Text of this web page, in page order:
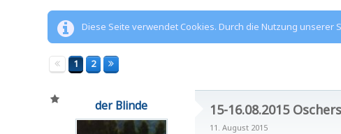
Diese Seite verwendet Cookies. Durch die Nutzung
1 2
der Blinde 15-16.08.2015
11. August 2015